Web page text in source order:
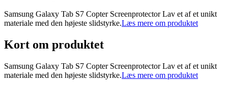
Samsung Galaxy Tab S7 Copter Screenprotector Lav et af et unikt
materiale med den højeste slidstyrke.Læs mere om produktet
Kort om produktet
Samsung Galaxy Tab S7 Copter Screenprotector Lav et af et unikt
materiale med den højeste slidstyrke.Læs mere om produktet